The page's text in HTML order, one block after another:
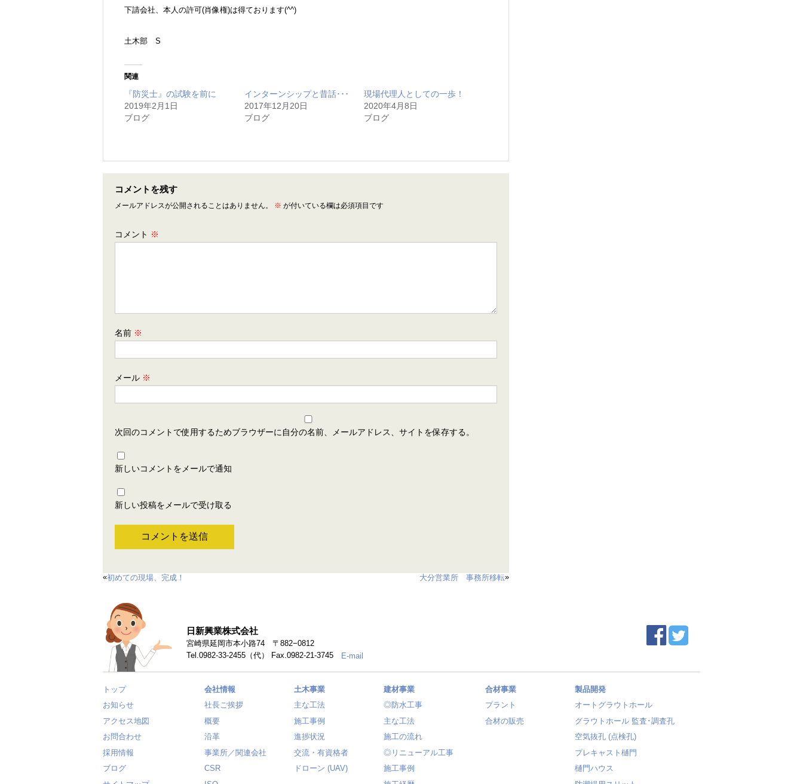
下請会社、本人の許可(肖像権)は得ております(^^)
土木部 S
関連
『防災士』の試験を前に
2019年2月1日
ブログ
インターンシップと昔話･･･
2017年12月20日
ブログ
現場代理人としての一歩！
2020年4月8日
ブログ
コメントを残す
メールアドレスが公開されることはありません。 ※ が付いている欄は必須項目です
コメント ※
名前 ※
メール ※
次回のコメントで使用するためブラウザーに自分の名前、メールアドレス、サイトを保存する。
新しいコメントをメールで通知
新しい投稿をメールで受け取る
«初めての現場、完成！ 大分営業所 事務所移転»
日新興業株式会社
宮崎県延岡市本小路74 〒882−0812
Tel.0982-33-2455（代） Fax.0982-21-3745 E-mail
トップ
お知らせ
アクセス地図
お問合わせ
採用情報
ブログ
会社情報
社長ご挨拶
概要
沿革
事業所／関連会社
CSR
土木事業
主な工法
施工事例
進捗状況
交流・有資格者
ドローン (UAV)
建材事業
◎防水工事
主な工法
施工の流れ
◎リニューアル工事
施工事例
合材事業
プラント
合材の販売
製品開発
オートグラウトホール
グラウトホール 監査･調査孔
空気抜孔 (点検孔)
プレキャスト樋門
樋門ハウス